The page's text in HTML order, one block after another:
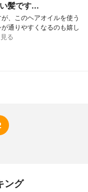
髪です...
、このヘアオイルを使う
通りやすくなるのも嬉し
る
ング